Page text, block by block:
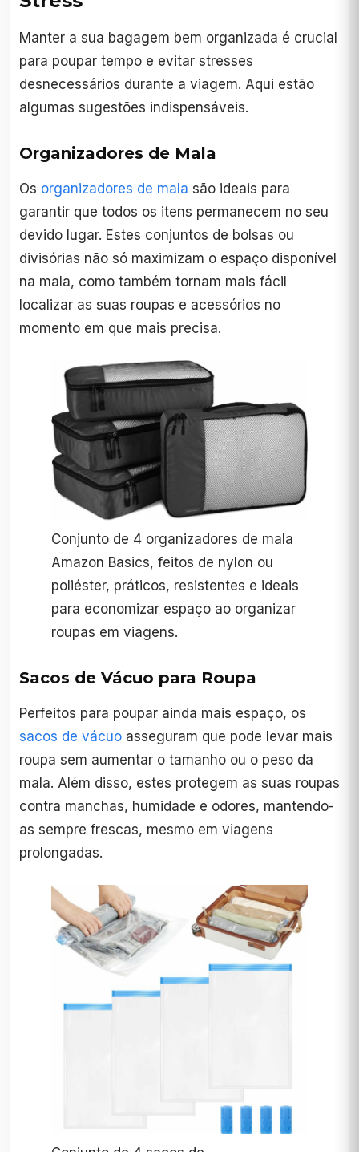
Manter a sua bagagem bem organizada é crucial
para poupar tempo e evitar stresses
desnecessários durante a viagem. Aqui estão
algumas sugestões indispensáveis.
Organizadores de Mala
Os organizadores de mala são ideais para
garantir que todos os itens permanecem no seu
devido lugar. Estes conjuntos de bolsas ou
divisórias não só maximizam o espaço disponível
na mala, como também tornam mais fácil
localizar as suas roupas e acessórios no
momento em que mais precisa.
Conjunto de 4 organizadores de mala
Amazon Basics, feitos de nylon ou
poliéster, práticos, resistentes e ideais
para economizar espaço ao organizar
roupas em viagens.
Sacos de Vácuo para Roupa
Perfeitos para poupar ainda mais espaço, os
sacos de vácuo asseguram que pode levar mais
roupa sem aumentar o tamanho ou o peso da
mala. Além disso, estes protegem as suas roupas
contra manchas, humidade e odores, mantendo-
as sempre frescas, mesmo em viagens
prolongadas.